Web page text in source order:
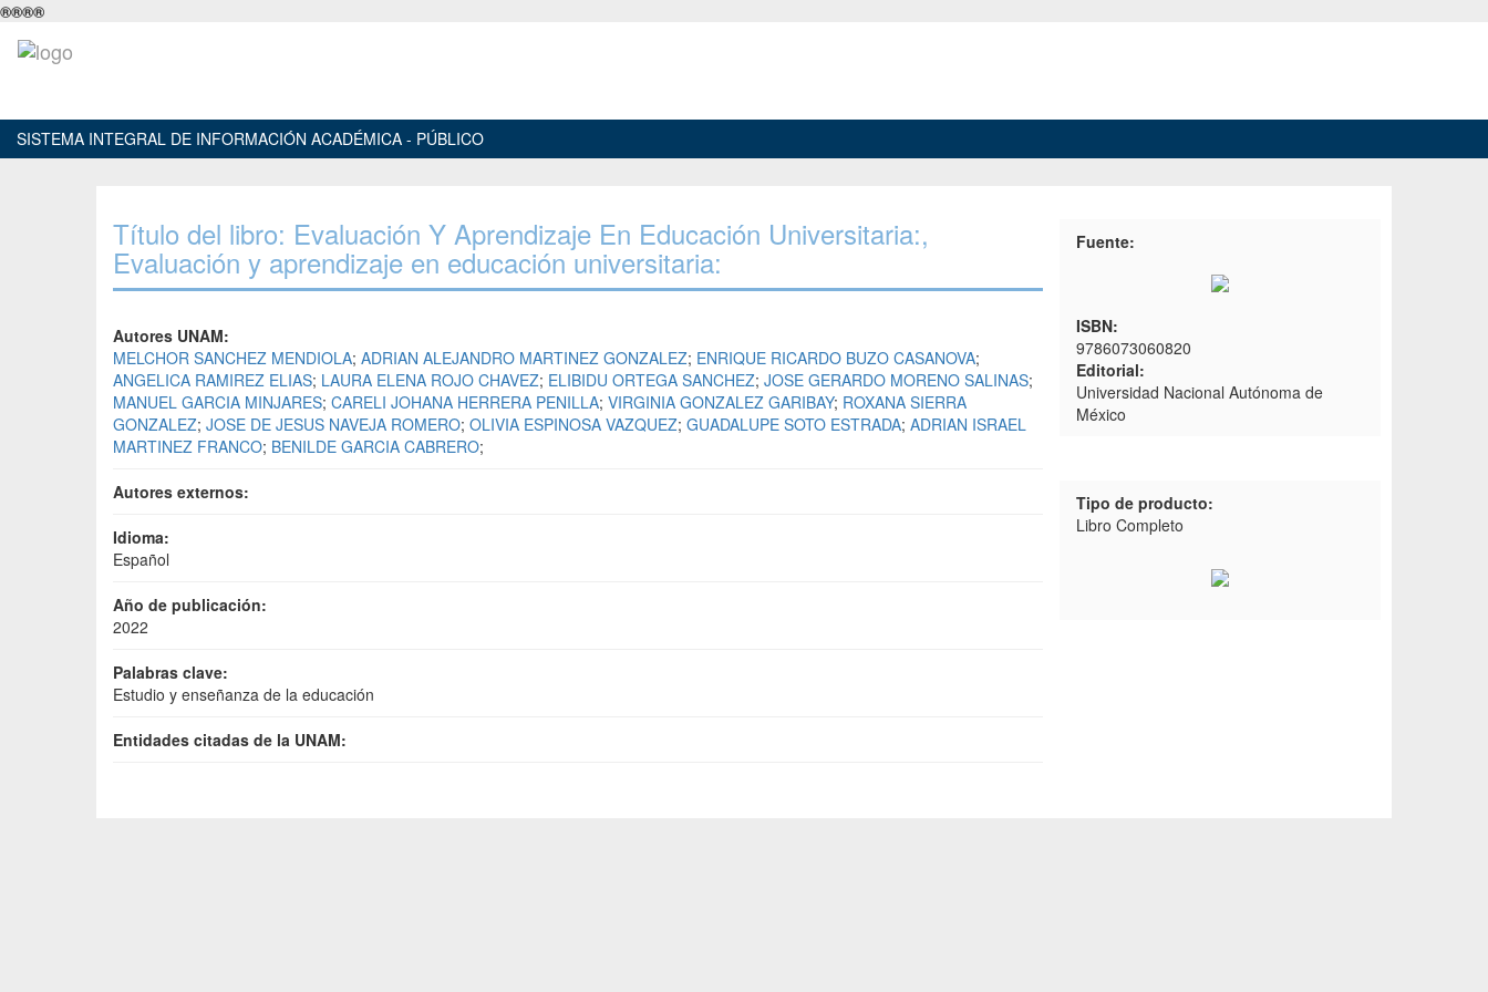
®®®®
SISTEMA INTEGRAL DE INFORMACIÓN ACADÉMICA - PÚBLICO
Título del libro: Evaluación Y Aprendizaje En Educación Universitaria:,
Evaluación y aprendizaje en educación universitaria:
Autores UNAM:
MELCHOR SANCHEZ MENDIOLA; ADRIAN ALEJANDRO MARTINEZ GONZALEZ; ENRIQUE RICARDO BUZO CASANOVA;
ANGELICA RAMIREZ ELIAS; LAURA ELENA ROJO CHAVEZ; ELIBIDU ORTEGA SANCHEZ; JOSE GERARDO MORENO SALINAS;
MANUEL GARCIA MINJARES; CARELI JOHANA HERRERA PENILLA; VIRGINIA GONZALEZ GARIBAY; ROXANA SIERRA
GONZALEZ; JOSE DE JESUS NAVEJA ROMERO; OLIVIA ESPINOSA VAZQUEZ; GUADALUPE SOTO ESTRADA; ADRIAN ISRAEL
MARTINEZ FRANCO; BENILDE GARCIA CABRERO;
Autores externos:
Idioma:
Español
Año de publicación:
2022
Palabras clave:
Estudio y enseñanza de la educación
Entidades citadas de la UNAM:
Fuente:
ISBN:
9786073060820
Editorial:
Universidad Nacional Autónoma de
México
Tipo de producto:
Libro Completo